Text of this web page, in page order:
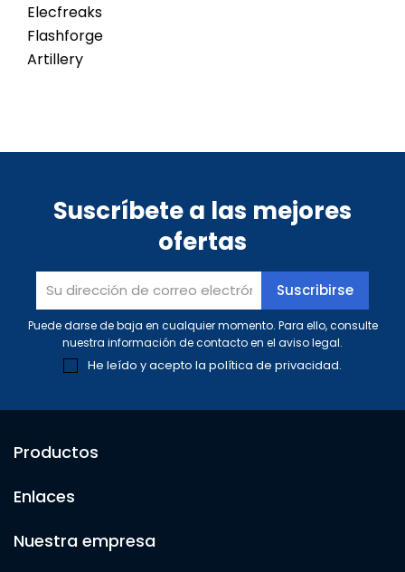
Elecfreaks
Flashforge
Artillery
Suscríbete a las mejores
ofertas
Puede darse de baja en cualquier momento. Para ello, consulte
nuestra información de contacto en el aviso legal.
He leído y acepto la política de privacidad.
Productos
Enlaces
Nuestra empresa